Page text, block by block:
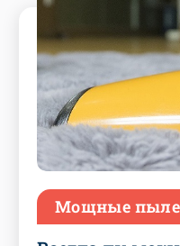
Мощные